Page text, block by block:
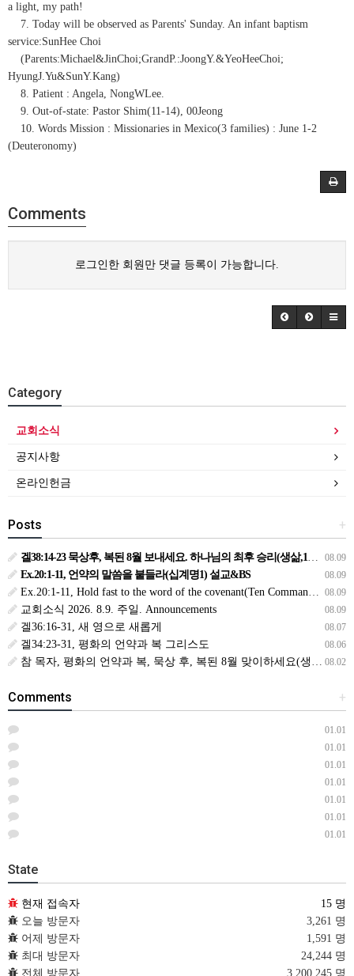
a light, my path!
7. Today will be observed as Parents' Sunday. An infant baptism
service:SunHee Choi
(Parents:Michael&JinChoi;GrandP.:JoongY.&YeoHeeChoi;
HyungJ.Yu&SunY.Kang)
8. Patient : Angela, NongWLee.
9. Out-of-state: Pastor Shim(11-14), 00Jeong
10. Words Mission : Missionaries in Mexico(3 families) : June 1-2
(Deuteronomy)
Comments
로그인한 회원만 댓글 등록이 가능합니다.
Category
교회소식
공지사항
온라인헌금
+
Posts
08.09
겔38:14-23 묵상후, 복된 8월 보내세요. 하나님의 최후 승리(생삶,11,화) *예수생명 내생명 우리생명!
08.09
Ex.20:1-11, 언약의 말씀을 붙들라(십계명1) 설교&BS
08.09
Ex.20:1-11, Hold fast to the word of the covenant(Ten Commandments 1):Sermon & BS
08.09
교회소식 2026. 8.9. 주일. Announcements
08.07
겔36:16-31, 새 영으로 새롭게
08.06
겔34:23-31, 평화의 언약과 복 그리스도
08.02
참 목자, 평화의 언약과 복, 묵상 후, 복된 8월 맞이하세요(생삶,3,월) *예수생명 내생명 우리생명!
+
Comments
01.01
01.01
01.01
01.01
01.01
01.01
01.01
State
현재 접속자
15 명
오늘 방문자
3,261 명
어제 방문자
1,591 명
최대 방문자
24,244 명
전체 방문자
3,200,245 명